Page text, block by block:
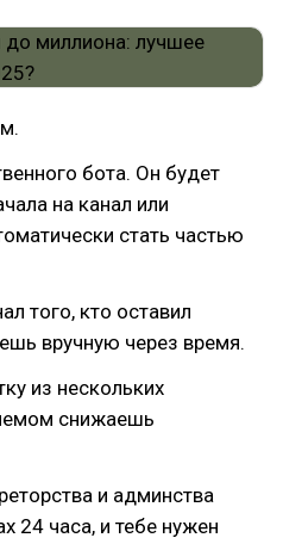
бота. Он будет
на канал или
стать частью
того, кто оставил
вручную через время.
из нескольких
снижаешь
и админства
24 часа, и тебе нужен